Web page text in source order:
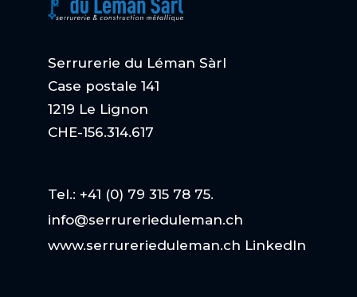
Serrurerie du Léman Sàrl
Case postale 141
1219 Le Lignon
CHE-156.314.617
Tel.: +41 (0) 79 315 78 75.
info@serrurerieduleman.ch
www.serrurerieduleman.ch LinkedIn